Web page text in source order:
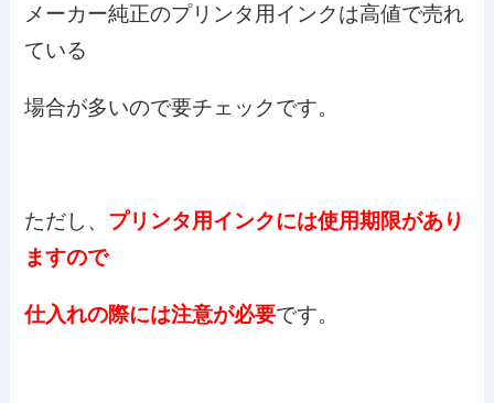
メーカー純正のプリンタ用インクは高値で売れ
ている
場合が多いので要チェックです。
ただし、 プリンタ用インクには使用期限があり
ますので
仕入れの際には注意が必要です。